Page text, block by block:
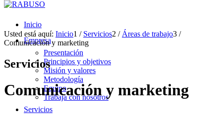
Inicio
Empresa
Presentación
Principios y objetivos
Misión y valores
Metodología
Equipo
Trabaja con nosotros
Servicios
Usted está aquí: Inicio1 / Servicios2 / Áreas de trabajo3 /
Comunicación y marketing
Servicios
Comunicación y marketing